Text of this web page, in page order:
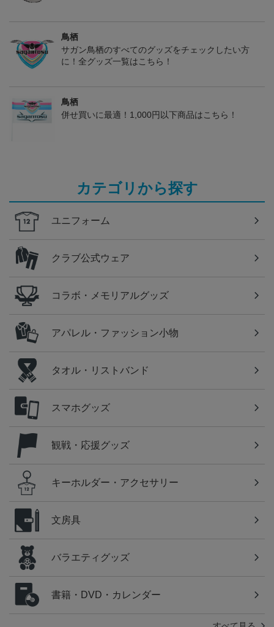
鳥栖
サガン鳥栖のすべてのグッズをチェックしたい方
に！全グッズ一覧はこちら！
鳥栖
併せ買いに最適！1,000円以下商品はこちら！
カテゴリから探す
ユニフォーム
クラブ公式ウェア
コラボ・メモリアルグッズ
アパレル・ファッション小物
タオル・リストバンド
スマホグッズ
観戦・応援グッズ
キーホルダー・アクセサリー
文房具
バラエティグッズ
書籍・DVD・カレンダー